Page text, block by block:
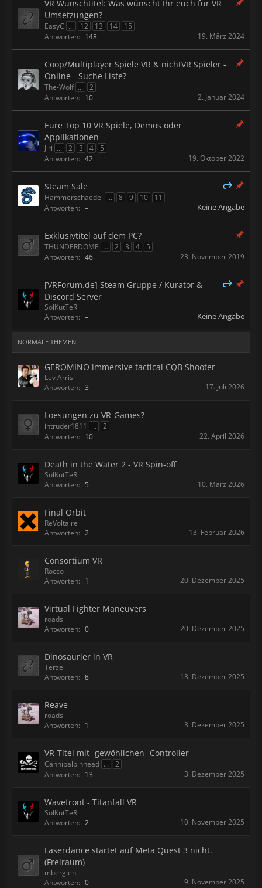
VR Wunschtitel: Was wünscht Ihr euch für VR
Umsetzungen?
EasyC ... 12 13 14
15
Antworten: 148 19. März 2024
Coop/Multiplayer Spiele VR & nichtVR Spieler -
Online - Suche Liste?
The-Wolf ...
2
Antworten: 10 2. Januar 2024
Eure Top 10 VR Spiele, Demos oder
Applikationen
Jiri ... 2 3 4
5
Antworten: 42 19. Oktober 2022
Steam Sale
Hammerschaedel ... 8 9 10
11
Antworten: – Keine Angabe
Exklusivtitel auf dem PC?
THUNDERDOME ... 2 3 4
5
Antworten: 46 23. November 2019
[VRForum.de] Steam Gruppe / Kurator &
Discord Server
SolKutTeR
Antworten: – Keine Angabe
NORMALE THEMEN
GEROMINO immersive tactical CQB Shooter
Lev Arris
Antworten: 3 17. Juli 2026
Loesungen zu VR-Games?
intruder1811 ...
2
Antworten: 10 22. April 2026
Death in the Water 2 - VR Spin-off
SolKutTeR
Antworten: 5 10. März 2026
Final Orbit
ReVoltaire
Antworten: 2 13. Februar 2026
Consortium VR
Rocco
Antworten: 1 20. Dezember 2025
Virtual Fighter Maneuvers
roads
Antworten: 0 20. Dezember 2025
Dinosaurier in VR
Terzel
Antworten: 8 13. Dezember 2025
Reave
roads
Antworten: 1 3. Dezember 2025
VR-Titel mit -gewöhlichen- Controller
Cannibalpinhead ...
2
Antworten: 13 3. Dezember 2025
Wavefront - Titanfall VR
SolKutTeR
Antworten: 2 10. November 2025
Laserdance startet auf Meta Quest 3 nicht.
(Freiraum)
mbergien
Antworten: 0 9. November 2025